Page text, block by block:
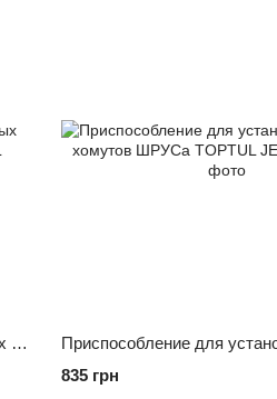
Комплект для обслуживания тормозных цилиндров 18 ед. (два винта) TOPTUL JGAI1801
835 грн